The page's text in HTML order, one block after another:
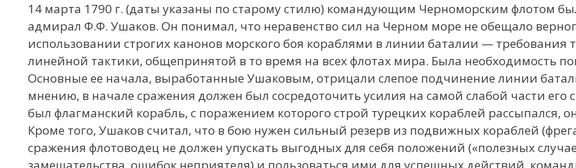
14 марта 1790 г. (даты указаны по старому стилю) командующим Черноморским флотом
адмирал Ф.Ф. Ушаков. Он понимал, что неравенство сил на Черном море не обещало
использовании строгих канонов морского боя кораблями в линии баталии — требования
линейной тактики, общепринятой в то время на всех флотах мира. Была необходимость
Основные ее начала, выработанные Ушаковым, отрицали слепое подчинение линии
мнению, в начале сражения должен был сосредоточить усилия на самой слабой части его
был флагманский корабль, с поражением которого строй турецких кораблей рассыпался,
Кроме того, Ушаков считал, что в бою нужен сильный резерв из подвижных кораблей
сражения флотоводец не должен упускать выгодных для себя положений («полезных